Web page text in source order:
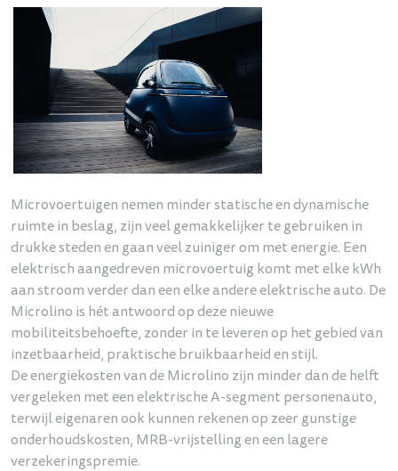
Microvoertuigen nemen minder statische en dynamische
ruimte in beslag, zijn veel gemakkelijker te gebruiken in
drukke steden en gaan veel zuiniger om met energie. Een
elektrisch aangedreven microvoertuig komt met elke kWh
aan stroom verder dan een elke andere elektrische auto. De
Microlino is hét antwoord op deze nieuwe
mobiliteitsbehoefte, zonder in te leveren op het gebied van
inzetbaarheid, praktische bruikbaarheid en stijl.
De energiekosten van de Microlino zijn minder dan de helft
vergeleken met een elektrische A-segment personenauto,
terwijl eigenaren ook kunnen rekenen op zeer gunstige
onderhoudskosten, MRB-vrijstelling en een lagere
verzekeringspremie.